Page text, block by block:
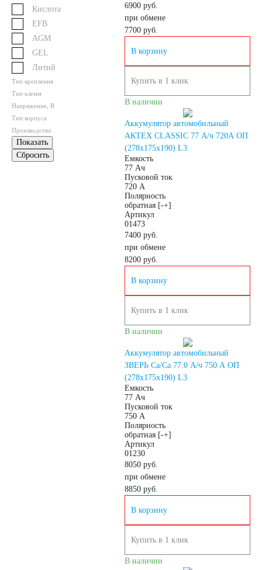
85
95
115
Кислота
EFB
AGM
GEL
Литий
Тип крепления
Тип клемм
Напряжение, В
Тип корпуса
Производство
Показать
Сбросить
6900 руб.
при обмене
7700 руб.
В корзину
Купить в 1 клик
В наличии
Аккумулятор автомобильный
АКТЕХ CLASSIC 77 А/ч 720А ОП
(278x175x190) L3
Емкость
77 Ач
Пусковой ток
720 А
Полярность
обратная [-+]
Артикул
01473
7400 руб.
при обмене
8200 руб.
В корзину
Купить в 1 клик
В наличии
Аккумулятор автомобильный
ЗВЕРЬ Са/Са 77.0 А/ч 750 A ОП
(278x175x190) L3
Емкость
77 Ач
Пусковой ток
750 А
Полярность
обратная [-+]
Артикул
01230
8050 руб.
при обмене
8850 руб.
В корзину
Купить в 1 клик
В наличии